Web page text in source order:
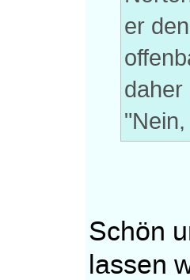
er
daher
Schön
lassen